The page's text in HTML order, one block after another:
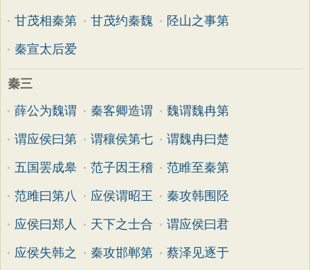
甘茂相秦第 甘茂约秦魏 陉山之事第
秦宣太后爱
秦三
薛公为魏谓
秦客卿造谓 魏谓魏冉第
谓应侯曰第 谓穰侯第七 谓魏冉曰楚
五国罢成皋 范子因王稽 范睢至秦第
范雎曰第八 应侯谓昭王 秦攻韩围陉
应侯曰郑人 天下之士合 谓应侯曰君
应侯失韩之 秦攻邯郸第 蔡泽见逐于